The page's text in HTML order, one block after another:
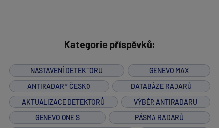
Kategorie příspěvků:
NASTAVENÍ DETEKTORU
GENEVO MAX
ANTIRADARY ČESKO
DATABÁZE RADARŮ
AKTUALIZACE DETEKTORŮ
VÝBĚR ANTIRADARU
GENEVO ONE S
PÁSMA RADARŮ